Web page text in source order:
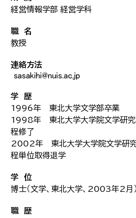
経営情報学部 経営学科
職 名
教授
連絡方法
学 歴
1996年 東北大学文学部卒業
1998年 東北大学大学院文学研究
程修了
2002年 東北大学大学院文学研
程単位取得退学
学 位
博士（文学、東北大学、2003年2月）
職 歴